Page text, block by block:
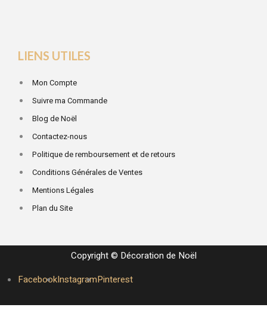
LIENS UTILES
Mon Compte
Suivre ma Commande
Blog de Noël
Contactez-nous
Politique de remboursement et de retours
Conditions Générales de Ventes
Mentions Légales
Plan du Site
Copyright © Décoration de Noël
FacebookInstagramPinterest